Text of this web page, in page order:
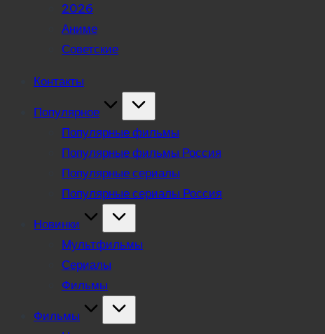
2026
Аниме
Советские
Контакты
Популярное
Популярные фильмы
Популярные фильмы Россия
Популярные сериалы
Популярные сериалы Россия
Новинки
Мультфильмы
Сериалы
Фильмы
Фильмы